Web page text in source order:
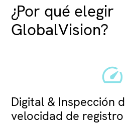
¿Por qué elegir
GlobalVision?
Digital & Inspección
velocidad de registro